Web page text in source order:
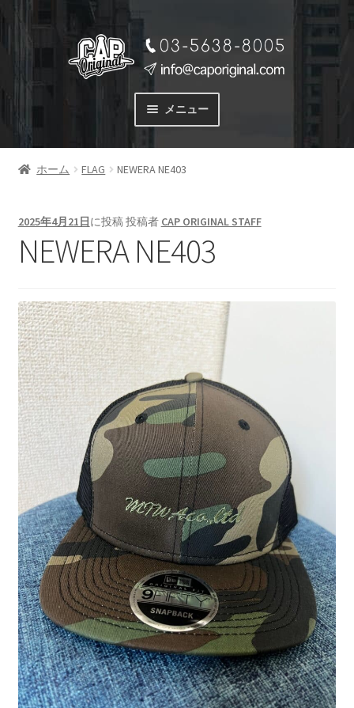
ョ
へ
キ
プ
へ
キ
プ
メニュー
サービス
SERVICE
PRICE
ご注文の流れ
制作事例
WORKS
よくある質問
FAQ
ブログ
BLOG
お問い合わせ
CONTACT
ホーム FLAG NEWERA NE403
2025年4月21日に投稿投稿者 CAP ORIGINAL STAFF
NEWERA NE403